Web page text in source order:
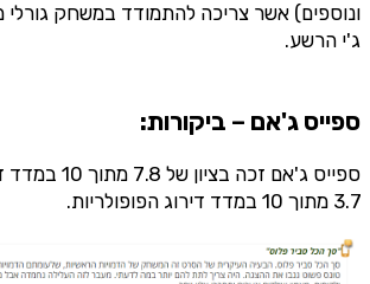
ונוספים) אשר צריכה להתמודד במשחק גורלי
ג'י הרשע.
ספייס ג'אם – ביקורות:
ספייס ג'אם זכה
3.7 מתוך 10 במדד דירוג הפופולריות.